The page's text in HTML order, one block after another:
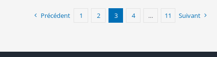
variations.
Les
être
Précédent 1 2 3 4 … 11 Suivant